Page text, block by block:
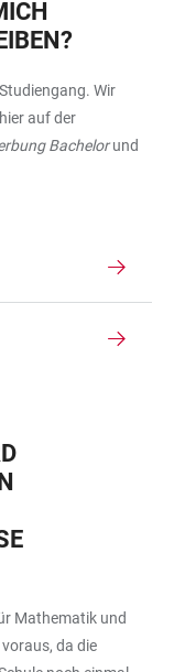
Wir
auf der
Bachelorund
Mathematik und
da die